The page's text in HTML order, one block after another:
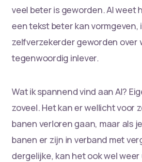
veel beter is geworden. AI weet
een tekst beter kan vormgeven,
zelfverzekerder geworden over
tegenwoordig inlever.
Wat ik spannend vind aan AI?
zoveel. Het kan er wellicht voor
banen verloren gaan, maar als
banen er zijn in verband met
dergelijke, kan het ook wel